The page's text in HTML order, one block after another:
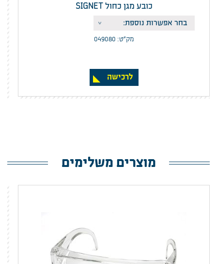
כובע מגן כחול SIGNET
מק”ט: 049080
לרכישה
מוצרים משלימים